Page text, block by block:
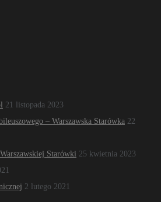
21 listopada 2023
– Warszawska Starówka 22
Starówki 25 kwietnia 2023
2 lutego 2021